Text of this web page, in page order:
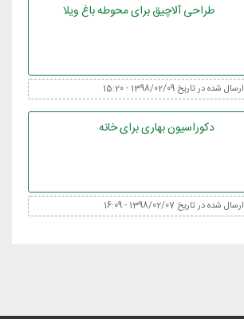
طراحی آلاچیق برای محوطه باغ ویلا
ارسال شده در تاریخ 1398/02/09 - 15:20
دکوراسیون بهاری برای خانه
ارسال شده در تاریخ 1398/02/07 - 16:09